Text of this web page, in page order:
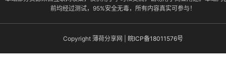
前均经过测试，95%安全无毒，所有内容真实可参与！
Copyright 薄荷分享网 | 皖ICP备18011576号